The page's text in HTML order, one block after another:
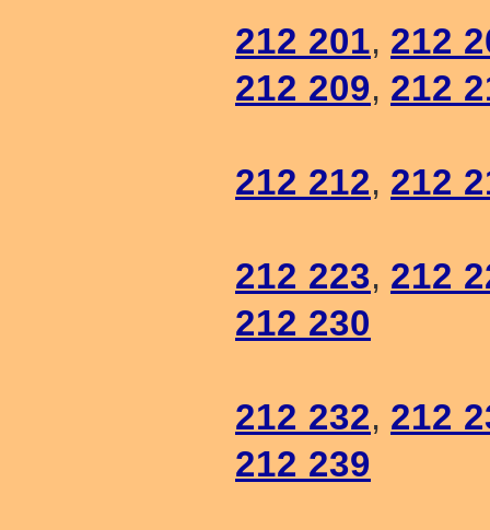
212 201, 212
212 209, 212
212 212, 212
212 223, 212
212 230
212 232, 212
212 239